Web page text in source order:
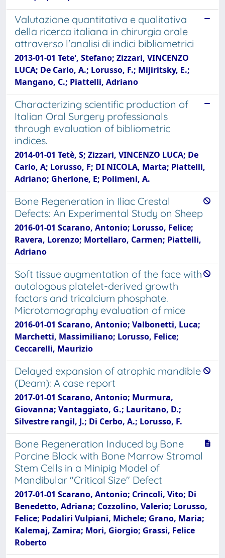
Valutazione quantitativa e qualitativa
della ricerca italiana in chirurgia orale
attraverso l'analisi di indici bibliometrici
2013-01-01 Tete', Stefano; Zizzari, VINCENZO
LUCA; De Carlo, A.; Lorusso, F.; Mijiritsky, E.;
Mangano, C.; Piattelli, Adriano
Characterizing scientific production of
Italian Oral Surgery professionals
through evaluation of bibliometric
indices.
2014-01-01 Tetè, S; Zizzari, VINCENZO LUCA; De
Carlo, A; Lorusso, F; DI NICOLA, Marta; Piattelli,
Adriano; Gherlone, E; Polimeni, A.
Bone Regeneration in Iliac Crestal
Defects: An Experimental Study on Sheep
2016-01-01 Scarano, Antonio; Lorusso, Felice;
Ravera, Lorenzo; Mortellaro, Carmen; Piattelli,
Adriano
Soft tissue augmentation of the face with
autologous platelet-derived growth
factors and tricalcium phosphate.
Microtomography evaluation of mice
2016-01-01 Scarano, Antonio; Valbonetti, Luca;
Marchetti, Massimiliano; Lorusso, Felice;
Ceccarelli, Maurizio
Delayed expansion of atrophic mandible
(Deam): A case report
2017-01-01 Scarano, Antonio; Murmura,
Giovanna; Vantaggiato, G.; Lauritano, D.;
Silvestre rangil, J.; Di Cerbo, A.; Lorusso, F.
Bone Regeneration Induced by Bone
Porcine Block with Bone Marrow Stromal
Stem Cells in a Minipig Model of
Mandibular "Critical Size" Defect
2017-01-01 Scarano, Antonio; Crincoli, Vito; Di
Benedetto, Adriana; Cozzolino, Valerio; Lorusso,
Felice; Podaliri Vulpiani, Michele; Grano, Maria;
Kalemaj, Zamira; Mori, Giorgio; Grassi, Felice
Roberto